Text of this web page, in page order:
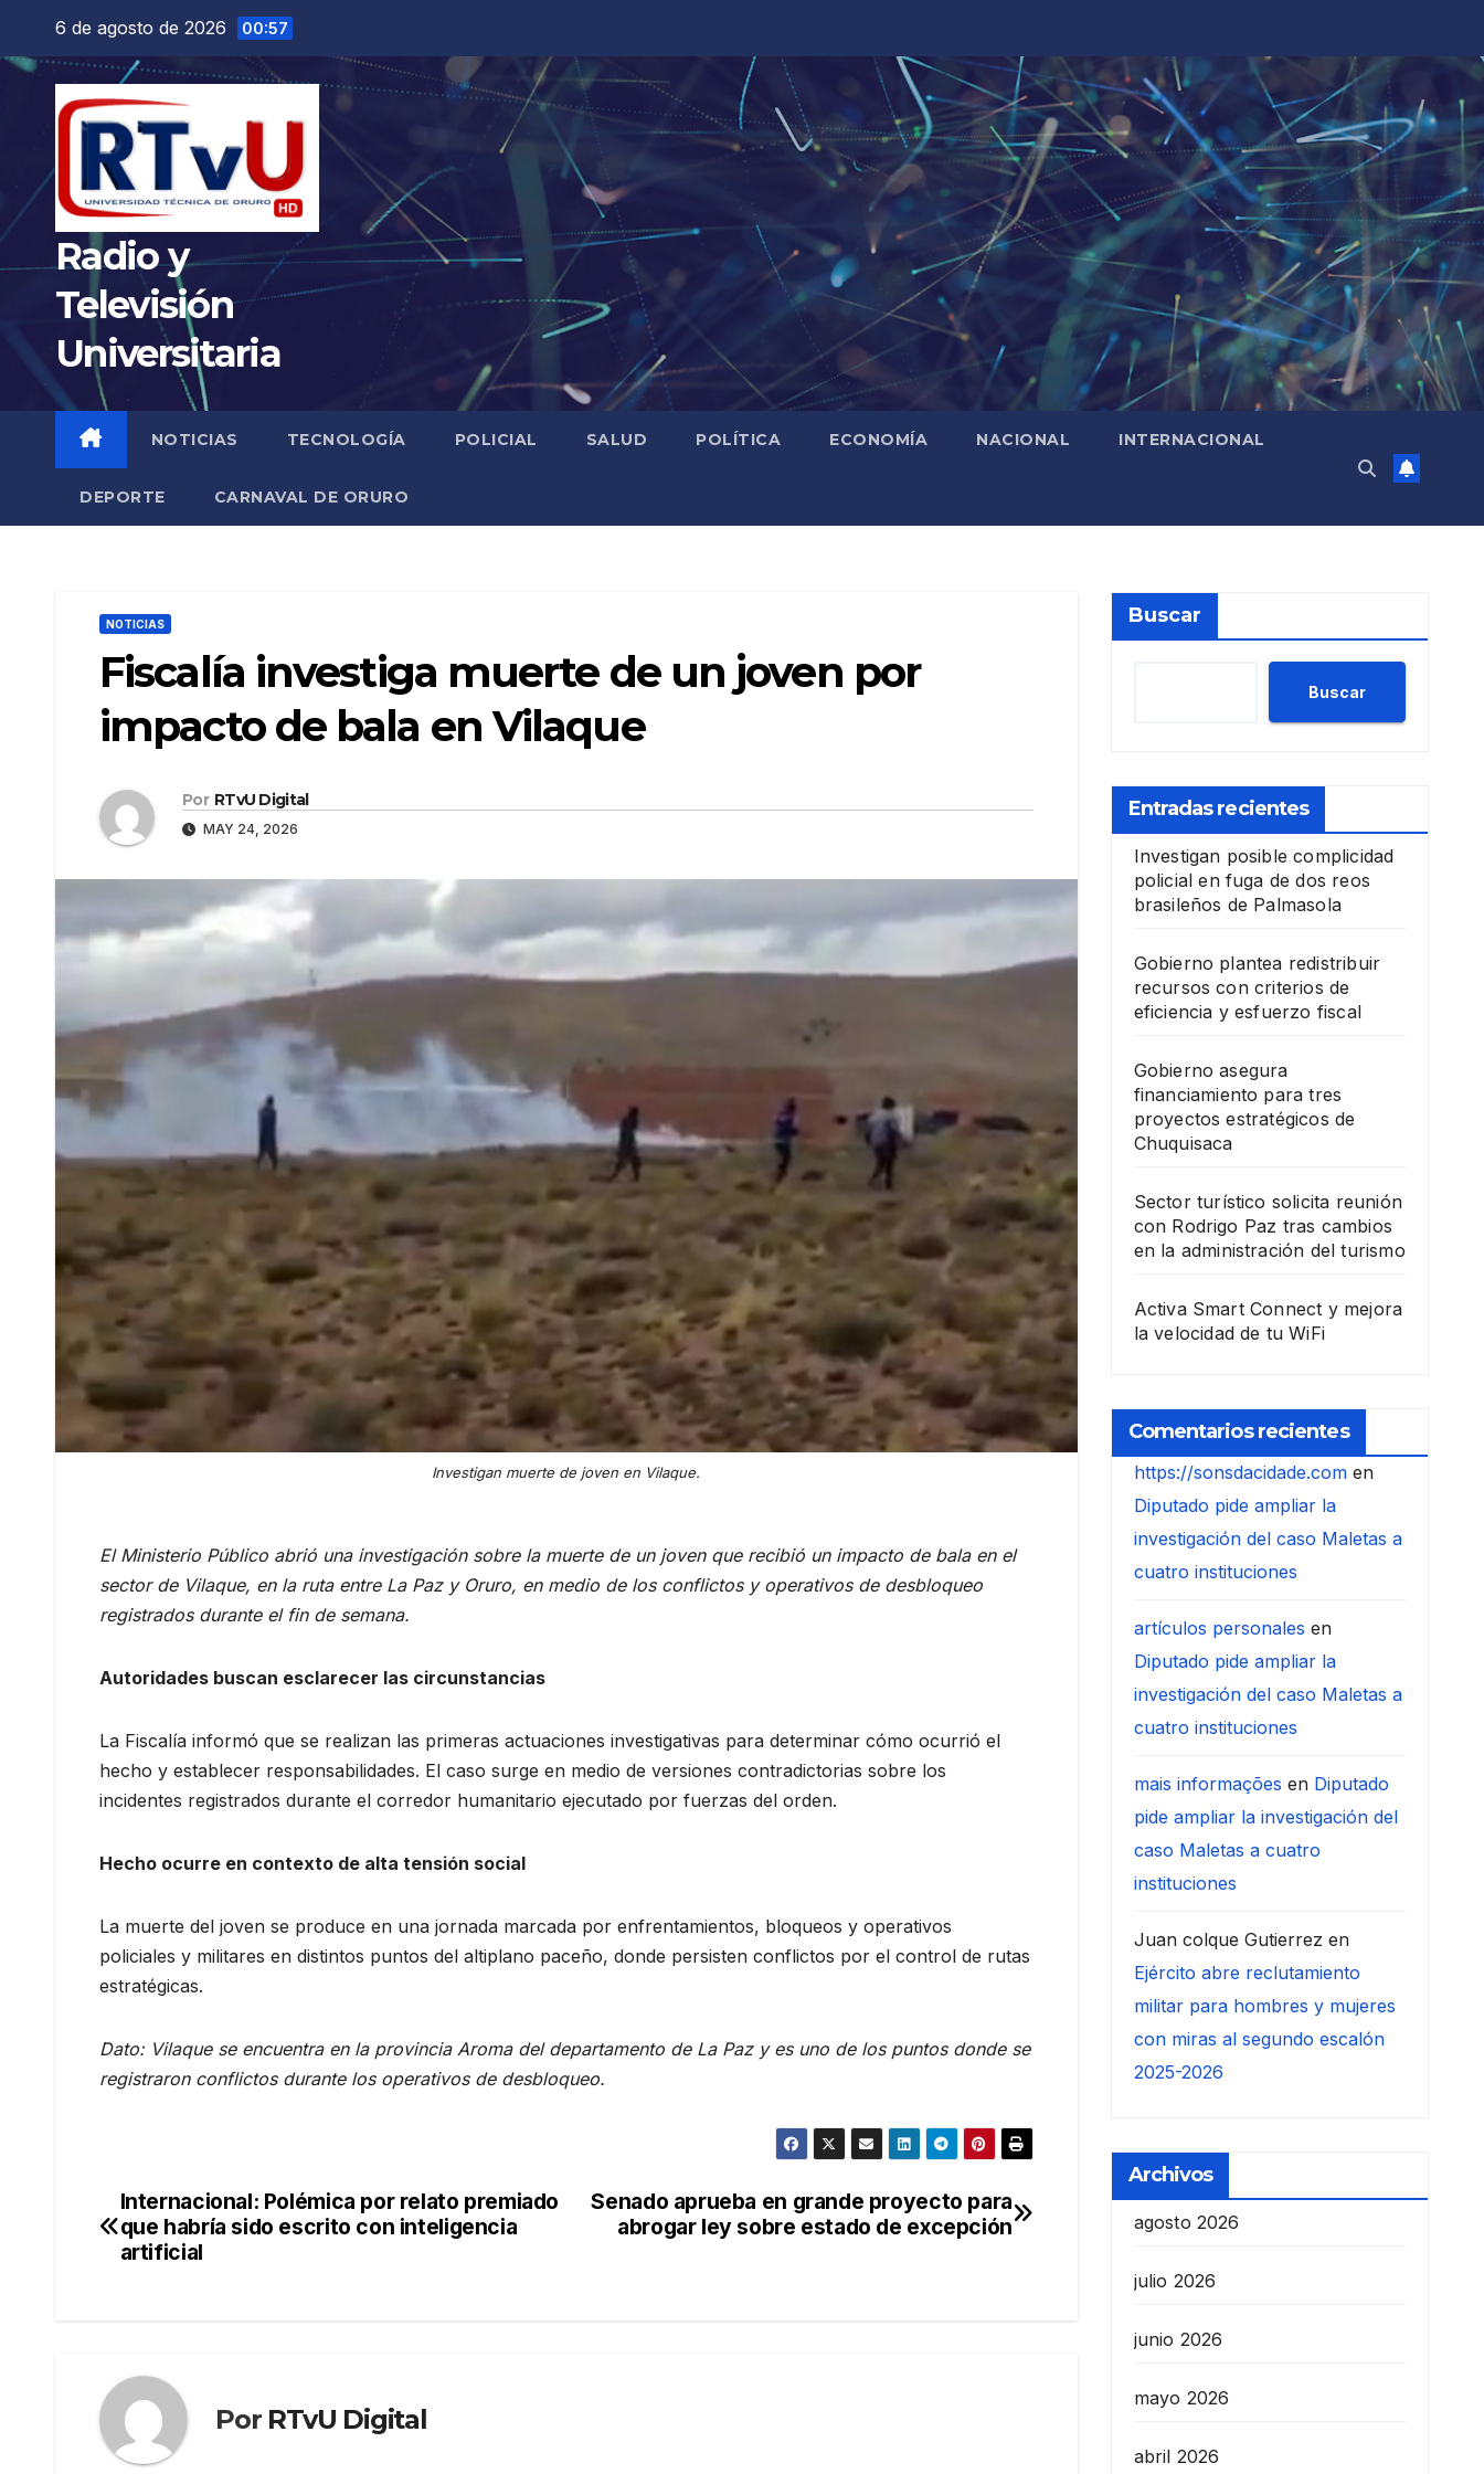
contenido
6 de agosto de 2026 00:57
Radio y
Televisión
Universitaria
NOTICIAS TECNOLOGÍA POLICIAL SALUD POLÍTICA ECONOMÍA NACIONAL INTERNACIONAL
DEPORTE CARNAVAL DE ORURO
NOTICIAS
Fiscalía investiga muerte de un joven por
impacto de bala en Vilaque
Por RTvU Digital
MAY 24, 2026
Investigan muerte de joven en Vilaque.
El Ministerio Público abrió una investigación sobre la muerte de un joven que recibió un impacto de bala en el
sector de Vilaque, en la ruta entre La Paz y Oruro, en medio de los conflictos y operativos de desbloqueo
registrados durante el fin de semana.
Autoridades buscan esclarecer las circunstancias
La Fiscalía informó que se realizan las primeras actuaciones investigativas para determinar cómo ocurrió el
hecho y establecer responsabilidades. El caso surge en medio de versiones contradictorias sobre los
incidentes registrados durante el corredor humanitario ejecutado por fuerzas del orden.
Hecho ocurre en contexto de alta tensión social
La muerte del joven se produce en una jornada marcada por enfrentamientos, bloqueos y operativos
policiales y militares en distintos puntos del altiplano paceño, donde persisten conflictos por el control de rutas
estratégicas.
Dato: Vilaque se encuentra en la provincia Aroma del departamento de La Paz y es uno de los puntos donde se
registraron conflictos durante los operativos de desbloqueo.
Navegación
de
Senado aprueba en grande proyecto para
abrogar ley sobre estado de excepción
Internacional: Polémica por relato premiado
que habría sido escrito con inteligencia
artificial
Por RTvU Digital
Buscar
Buscar
Entradas recientes
Investigan posible complicidad
policial en fuga de dos reos
brasileños de Palmasola
Gobierno plantea redistribuir
recursos con criterios de
eficiencia y esfuerzo fiscal
Gobierno asegura
financiamiento para tres
proyectos estratégicos de
Chuquisaca
Sector turístico solicita reunión
con Rodrigo Paz tras cambios
en la administración del turismo
Activa Smart Connect y mejora
la velocidad de tu WiFi
Comentarios recientes
https://sonsdacidade.comen
Diputado pide ampliar la
investigación del caso Maletas a
cuatro instituciones
artículos personales en
Diputado pide ampliar la
investigación del caso Maletas a
cuatro instituciones
mais informações en Diputado
pide ampliar la investigación del
caso Maletas a cuatro
instituciones
Juan colque Gutierrez en
Ejército abre reclutamiento
militar para hombres y mujeres
con miras al segundo escalón
2025-2026
Archivos
agosto 2026
julio 2026
junio 2026
mayo 2026
abril 2026